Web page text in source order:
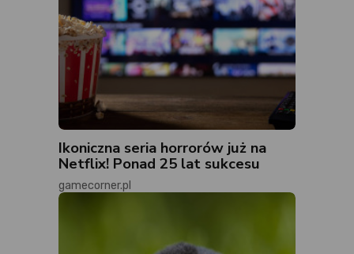
Ikoniczna seria horrorów już na
Netflix! Ponad 25 lat sukcesu
gamecorner.pl